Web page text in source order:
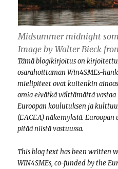
Midsummer midnight
Image by Walter Bieck
Tämä blogikirjoitus on
osarahoittaman Win4SMEs-
mielipiteet ovat kuitenkin
omia eivätkä välttämättä
Euroopan koulutuksen ja
(EACEA) näkemyksiä.
pitää niistä vastuussa.
This blog text has been written
WIN4SMEs, co-funded by the